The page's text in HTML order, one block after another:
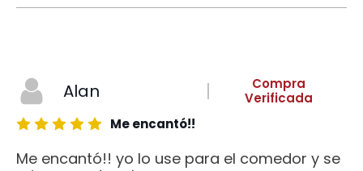
Alan
Compra
Verificada
Me encantó!!
Me encantó!! yo lo use para el comedor y se